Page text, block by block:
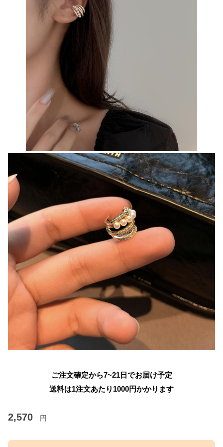
ご注文確定から7~21日でお届け予定
送料は1注文あたり 1000円かかります
2,570 円